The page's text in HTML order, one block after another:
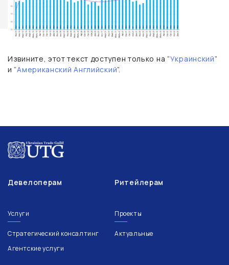
Извините, этот текст доступен только на “Украинский”
и “Американский Английский”.
Девелоперам Ритейлерам
Услуги
Стратегический консалтинг
Агентские услуги
Проекты
Актуальные